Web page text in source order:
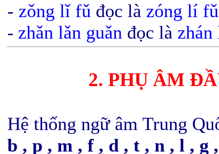
- zǒng lǐ fǔ đọc là zóng lí fǔ
- zhǎn lǎn guǎn đọc là zhán
2. PHỤ ÂM
Hệ thống ngữ âm Trung
b , p , m , f , d , t , n , l , g